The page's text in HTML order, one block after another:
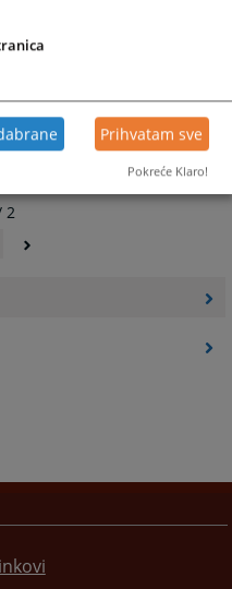
2
Prihvatam sve
Pokreće Klaro!